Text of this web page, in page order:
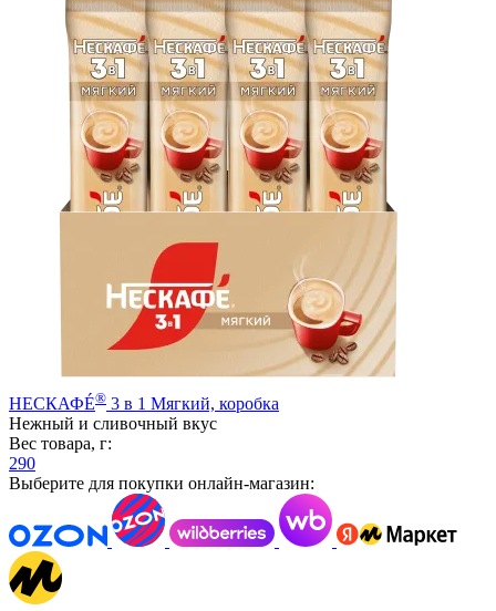
НЕСКАФÉ® 3 в 1 Мягкий, коробка
Нежный и сливочный вкус
Вес товара, г:
290
Выберите для покупки онлайн-магазин: